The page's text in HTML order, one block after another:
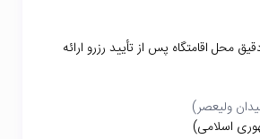
محل اقامتگاه پس از تأیید رزرو ارائه
ولیعصر)
اسلامی)